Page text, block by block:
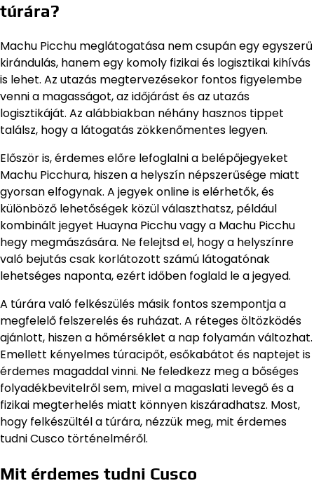
túrára?
Machu Picchu meglátogatása nem csupán egy egyszerű
kirándulás, hanem egy komoly fizikai és logisztikai kihívás
is lehet. Az utazás megtervezésekor fontos figyelembe
venni a magasságot, az időjárást és az utazás
logisztikáját. Az alábbiakban néhány hasznos tippet
találsz, hogy a látogatás zökkenőmentes legyen.
Először is, érdemes előre lefoglalni a belépőjegyeket
Machu Picchura, hiszen a helyszín népszerűsége miatt
gyorsan elfogynak. A jegyek online is elérhetők, és
különböző lehetőségek közül választhatsz, például
kombinált jegyet Huayna Picchu vagy a Machu Picchu
hegy megmászására. Ne felejtsd el, hogy a helyszínre
való bejutás csak korlátozott számú látogatónak
lehetséges naponta, ezért időben foglald le a jegyed.
A túrára való felkészülés másik fontos szempontja a
megfelelő felszerelés és ruházat. A réteges öltözködés
ajánlott, hiszen a hőmérséklet a nap folyamán változhat.
Emellett kényelmes túracipőt, esőkabátot és naptejet is
érdemes magaddal vinni. Ne feledkezz meg a bőséges
folyadékbevitelről sem, mivel a magaslati levegő és a
fizikai megterhelés miatt könnyen kiszáradhatsz. Most,
hogy felkészültél a túrára, nézzük meg, mit érdemes
tudni Cusco történelméről.
Mit érdemes tudni Cusco